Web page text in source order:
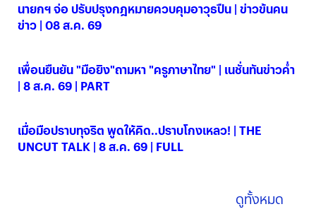
นายกฯ จ่อ ปรับปรุงกฎหมายควบคุมอาวุธปืน | ข่าวข้นคน
ข่าว | 08 ส.ค. 69
เพื่อนยืนยัน "มือยิง"ถามหา "ครูภาษาไทย" | เนชั่นทันข่าวค่ำ
| 8 ส.ค. 69 | PART
เมื่อมือปราบทุจริต พูดให้คิด..ปราบโกงเหลว! | THE
UNCUT TALK | 8 ส.ค. 69 | FULL
ดูทั้งหมด